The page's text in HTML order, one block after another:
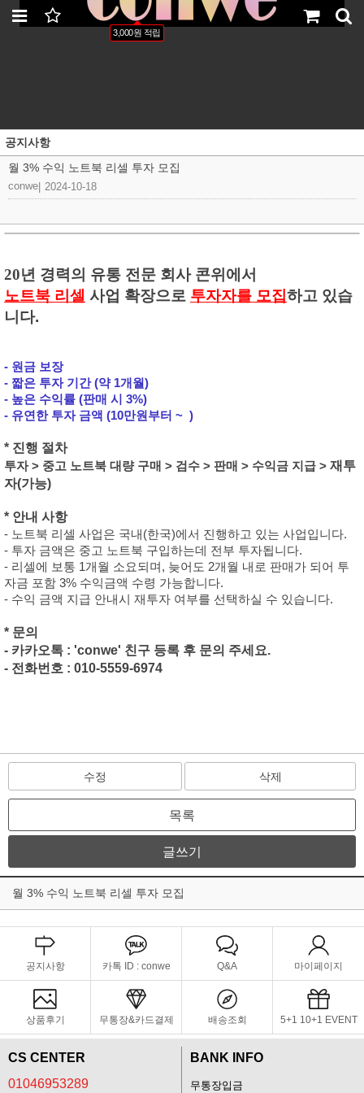
LOGIN JOIN
3,000원 적립
ORDER MYPAGE
공지사항
월 3% 수익 노트북 리셀 투자 모집
conwe 2024-10-18
20년 경력의 유통 전문 회사 콘위에서
노트북 리셀 사업 확장으로 투자자를 모집하고 있습
니다.
- 원금 보장
- 짧은 투자 기간 (약 1개월)
- 높은 수익률 (판매 시 3%)
- 유연한 투자 금액 (10만원부터 ~ )
* 진행 절차
투자> 중고 노트북 대량 구매 > 검수 > 판매 > 수익금 지급 > 재투
자(가능)
* 안내 사항
- 노트북 리셀 사업은 국내(한국)에서 진행하고 있는 사업입니다.
- 투자 금액은 중고 노트북 구입하는데 전부 투자됩니다.
- 리셀에 보통 1개월 소요되며, 늦어도 2개월 내로 판매가 되어 투
자금 포함 3% 수익금액 수령 가능합니다.
- 수익 금액 지급 안내시 재투자 여부를 선택하실 수 있습니다.
* 문의
- 카카오톡 : 'conwe' 친구 등록 후 문의 주세요.
- 전화번호 : 010-5559-6974
수정 삭제
목록
글쓰기
월 3% 수익 노트북 리셀 투자 모집
공지사항 카톡 ID : conwe Q&A 마이페이지
상품후기 무통장&카드결제 배송조회 5+1 10+1 EVENT
CS CENTER
01046953289
BANK INFO
무통장입금